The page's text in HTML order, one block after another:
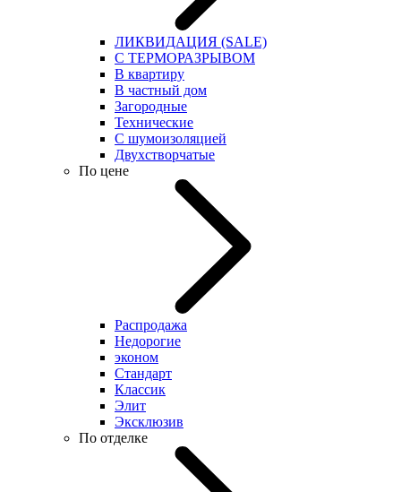
ЛИКВИДАЦИЯ (SALE)
С ТЕРМОРАЗРЫВОМ
В квартиру
В частный дом
Загородные
Технические
С шумоизоляцией
Двухстворчатые
По цене
Распродажа
Недорогие
эконом
Стандарт
Классик
Элит
Эксклюзив
По отделке